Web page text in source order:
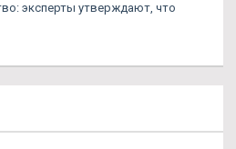
эксперты утверждают, что